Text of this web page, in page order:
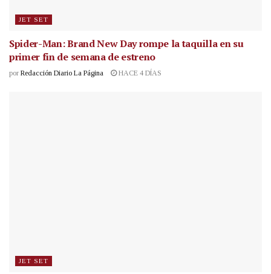
JET SET
Spider-Man: Brand New Day rompe la taquilla en su
primer fin de semana de estreno
por Redacción Diario La Página HACE 4 DÍAS
JET SET